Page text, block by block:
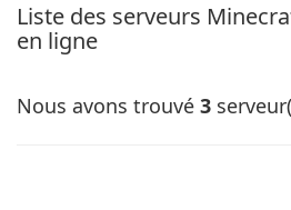
Liste des serveurs
en ligne
Nous avons trouvé 3